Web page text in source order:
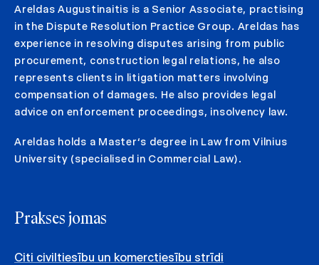
Areldas Augustinaitis is a Senior Associate, practising
in the Dispute Resolution Practice Group. Areldas has
experience in resolving disputes arising from public
procurement, construction legal relations, he also
represents clients in litigation matters involving
compensation of damages. He also provides legal
advice on enforcement proceedings, insolvency law.
Areldas holds a Master‘s degree in Law from Vilnius
University (specialised in Commercial Law).
Prakses jomas
Citi civiltiesību un komerctiesību strīdi